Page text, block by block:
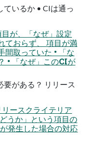
ているか • CIは通っ
が、「なぜ」設定
ておらず、 項目が満
間取っていた • 「な
• 「なぜ」このCIが
要がある？ リリース
ースクライテリア
うか」という項目の
発生した場合の対応